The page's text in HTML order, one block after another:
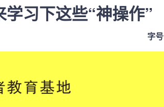
学习下这些“神操作”
字号